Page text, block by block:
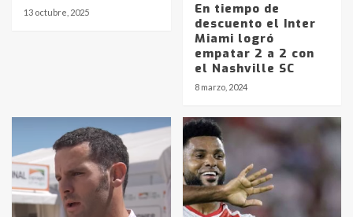
13 octubre, 2025
En tiempo de
descuento el Inter
Miami logró
empatar 2 a 2 con
el Nashville SC
8 marzo, 2024